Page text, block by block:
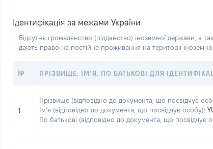
Ідентифікація за межами України
Відсутнє громадянство (підданство) іноземної держави, а
дають право на постійне проживання на території
№ ПРІЗВИЩЕ, ІМ’Я, ПО БАТЬКОВІ ДЛЯ
1
Прізвище (відповідно до документа, що посвідчує
Ім’я (відповідно до документа, що посвідчує особу):
По батькові (відповідно до документа, що посвідчує